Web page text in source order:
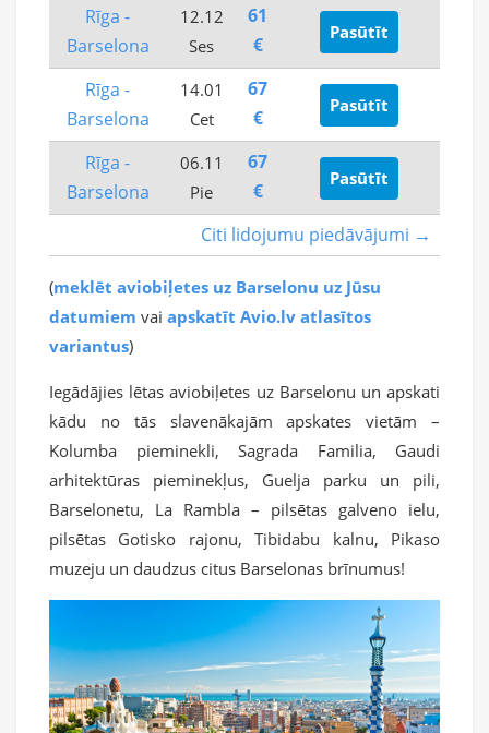
Citi lidojumu piedāvājumi →
Rīga -
Barselona
12.12
Ses
61
€
Pasūtīt
Rīga -
Barselona
14.01
Cet
67
€
Pasūtīt
Rīga -
Barselona
06.11
Pie
67
€
Pasūtīt
(meklēt aviobiļetes uz Barselonu uz Jūsu
datumiem vai apskatīt Avio.lv atlasītos
variantus)
Iegādājies lētas aviobiļetes uz Barselonu un apskati
kādu no tās slavenākajām apskates vietām –
Kolumba pieminekli, Sagrada Familia, Gaudi
arhitektūras pieminekļus, Guelja parku un pili,
Barselonetu, La Rambla – pilsētas galveno ielu,
pilsētas Gotisko rajonu, Tibidabu kalnu, Pikaso
muzeju un daudzus citus Barselonas brīnumus!